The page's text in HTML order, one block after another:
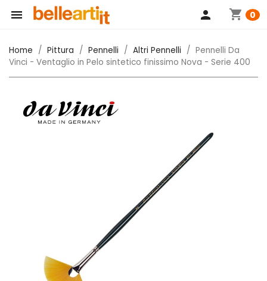
 shopping_cart 0
person
Home Pittura Pennelli Altri Pennelli
Pennelli Da
Vinci - Ventaglio in Pelo sintetico finissimo Nova - Serie 400